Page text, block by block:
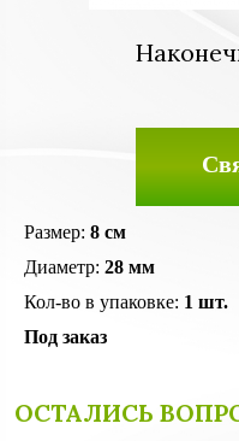
Размер: 8 см
Диаметр: 28 мм
Кол-во в упаковке: 1 шт.
Под заказ
ОСТАЛИСЬ